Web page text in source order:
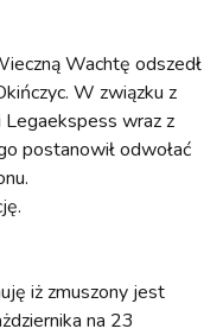
Wachtę odszedł
W związku z
wraz z
postanowił odwołać
iż zmuszony jest
na 23